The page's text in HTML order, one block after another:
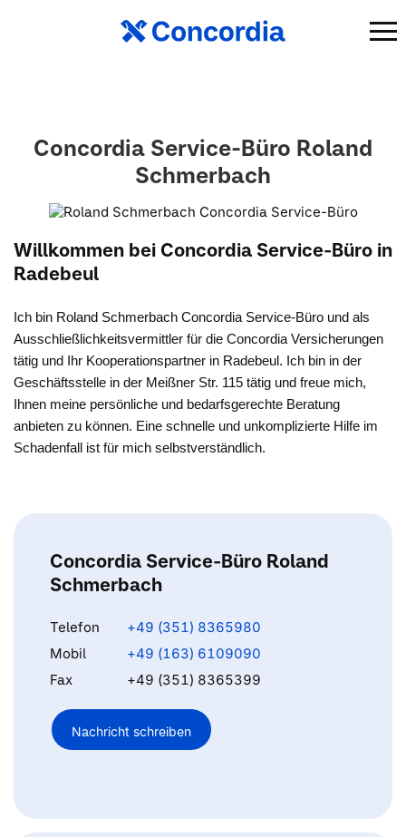
Concordia Service-Büro Roland
Schmerbach
Willkommen bei Concordia Service-Büro in
Radebeul
Ich bin Roland Schmerbach Concordia Service-Büro und als
Ausschließlichkeitsvermittler für die Concordia Versicherungen
tätig und Ihr Kooperationspartner in Radebeul. Ich bin in der
Geschäftsstelle in der Meißner Str. 115 tätig und freue mich,
Ihnen meine persönliche und bedarfsgerechte Beratung
anbieten zu können. Eine schnelle und unkomplizierte Hilfe im
Schadenfall ist für mich selbstverständlich.
Concordia Service-Büro Roland
Schmerbach
Telefon
+49 (351) 8365980
Mobil
+49 (163) 6109090
Fax
+49 (351) 8365399
Nachricht schreiben